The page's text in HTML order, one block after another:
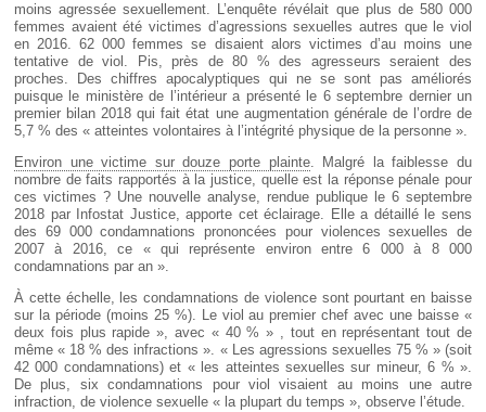
moins agressée sexuellement. L’enquête révélait que plus de 580 000
femmes avaient été victimes d’agressions sexuelles autres que le viol
en 2016. 62 000 femmes se disaient alors victimes d’au moins une
tentative de viol. Pis, près de 80 % des agresseurs seraient des
proches. Des chiffres apocalyptiques qui ne se sont pas améliorés
puisque le ministère de l’intérieur a présenté le 6 septembre dernier un
premier bilan 2018 qui fait état une augmentation générale de l’ordre de
5,7 % des « atteintes volontaires à l’intégrité physique de la personne ».
Environ une victime sur douze porte plainte. Malgré la faiblesse du
nombre de faits rapportés à la justice, quelle est la réponse pénale pour
ces victimes ? Une nouvelle analyse, rendue publique le 6 septembre
2018 par Infostat Justice, apporte cet éclairage. Elle a détaillé le sens
des 69 000 condamnations prononcées pour violences sexuelles de
2007 à 2016, ce « qui représente environ entre 6 000 à 8 000
condamnations par an ».
À cette échelle, les condamnations de violence sont pourtant en baisse
sur la période (moins 25 %). Le viol au premier chef avec une baisse «
deux fois plus rapide », avec « 40 % » , tout en représentant tout de
même « 18 % des infractions ». « Les agressions sexuelles 75 % » (soit
42 000 condamnations) et « les atteintes sexuelles sur mineur, 6 % ».
De plus, six condamnations pour viol visaient au moins une autre
infraction, de violence sexuelle « la plupart du temps », observe l’étude.